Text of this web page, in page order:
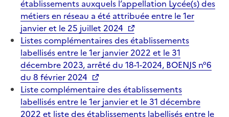
établissements auxquels l’appellation Lycée(s) des
métiers en réseau a été attribuée entre le 1er
janvier et le 25 juillet 2024
Listes complémentaires des établissements
labellisés entre le 1er janvier 2022 et le 31
décembre 2023, arrêté du 18-1-2024, BOENJS n°6
du 8 février 2024
Liste complémentaire des établissements
labellisés entre le 1er janvier et le 31 décembre
2022 et liste des établissements labellisés entre le